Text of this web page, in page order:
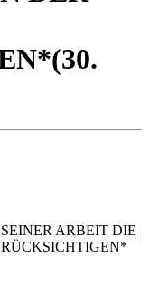
ARBEIT DIE